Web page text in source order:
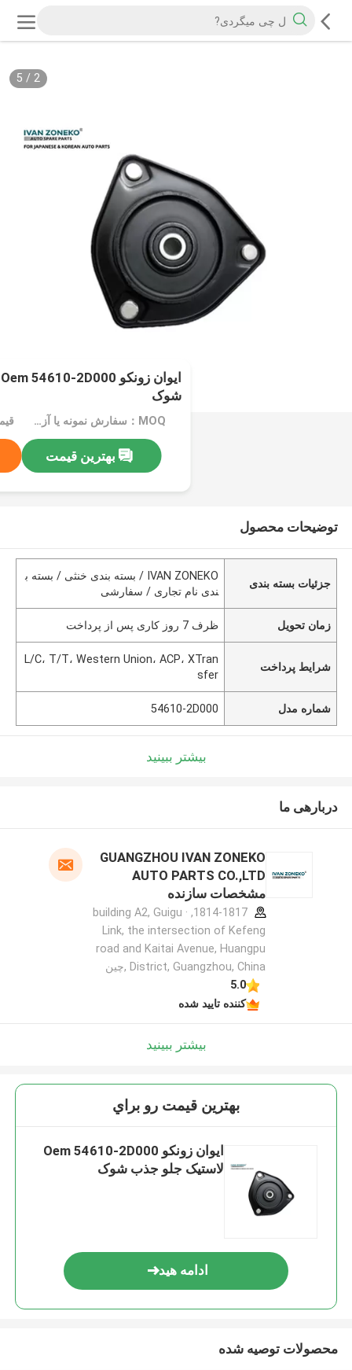
2
/
5
شوک
MOQ：سفارش نمونه یا آزمایشی پذیرفته می شود
بهترین قیمت
توضیحات محصول
جزئیات بسته بندی
IVAN ZONEKO / بسته بندی خنثی / بسته ب
ندی نام تجاری / سفارشی
زمان تحویل ظرف 7 روز کاری پس از پرداخت
شرایط پرداخت
L/C، T/T، Western Union، ACP، XTran
sfer
شماره مدل 54610-2D000
بیشتر ببینید
دربارهی ما
GUANGZHOU IVAN ZONEKO
AUTO PARTS CO.,LTD
مشخصات سازنده
1814-1817, building A2, Guigu ·
Link, the intersection of Kefeng
road and Kaitai Avenue, Huangpu
District, Guangzhou, China ,چین
5.0
کننده تایید شده
بیشتر ببینید
بهترين قيمت رو براي
ایوان زونکو Oem 54610-2D000
لاستیک جلو جذب شوک
ادامه هید
محصولات توصیه شده